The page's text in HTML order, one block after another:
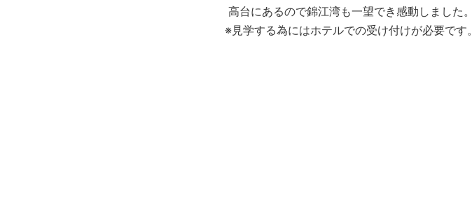
高台にあるので錦江湾も一望でき感動しました。
※見学する為にはホテルでの受け付けが必要です。